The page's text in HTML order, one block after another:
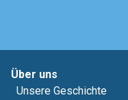
Über uns
Unsere Geschichte